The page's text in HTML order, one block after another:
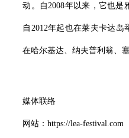
动。自2008年以来，它也是
自2012年起也在莱夫卡达岛
在哈尔基达、纳夫普利翁、
媒体联络
网站：https://lea-festival.com